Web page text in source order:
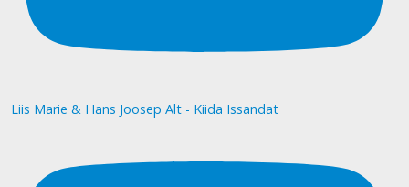
Liis Marie & Hans Joosep Alt - Kiida Issandat